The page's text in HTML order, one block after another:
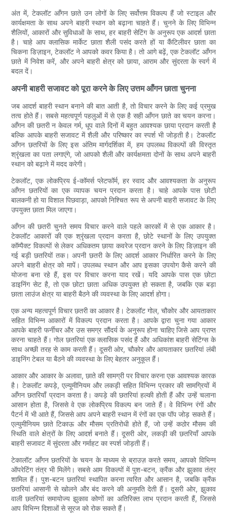
अंत में, टेकलॉट आँगन छाते उन लोगों के लिए सर्वोत्तम विकल्प हैं जो स्टाइल और
कार्यक्षमता के साथ अपने बाहरी स्थान को बढ़ाना चाहते हैं। चुनने के लिए विभिन्न
शैलियों, आकारों और सुविधाओं के साथ, हर बाहरी सेटिंग के अनुरूप एक आदर्श छाता
है। चाहे आप क्लासिक मार्केट छाता शैली पसंद करते हों या कैंटिलीवर छाता का
चिकना डिज़ाइन, टेकलॉट ने आपको कवर किया है। तो आगे बढ़ें, एक टेकलॉट आँगन
छाते में निवेश करें, और अपने बाहरी क्षेत्र को छाया, आराम और सुंदरता के स्वर्ग में
बदल दें।
अपनी बाहरी सजावट को पूरा करने के लिए उत्तम आँगन छाता चुनना
जब आदर्श बाहरी स्थान बनाने की बात आती है, तो विचार करने के लिए कई प्रमुख
तत्व होते हैं। सबसे महत्वपूर्ण पहलुओं में से एक है सही आँगन छाते का चयन करना।
आँगन की छतरी न केवल गर्म, धूप वाले दिनों में बहुत आवश्यक छाया प्रदान करती है
बल्कि आपके बाहरी सजावट में शैली और परिष्कार का स्पर्श भी जोड़ती है। टेकलॉट
आँगन छतरियों के लिए इस अंतिम मार्गदर्शिका में, हम उपलब्ध विकल्पों की विस्तृत
श्रृंखला का पता लगाएंगे, जो आपको शैली और कार्यक्षमता दोनों के साथ अपने बाहरी
स्थान को बढ़ाने में मदद करेगी।
टेकलॉट, एक लोकप्रिय ई-कॉमर्स प्लेटफॉर्म, हर स्वाद और आवश्यकता के अनुरूप
आँगन छतरियों का एक व्यापक चयन प्रदान करता है। चाहे आपके पास छोटी
बालकनी हो या विशाल पिछवाड़ा, आपको निश्चित रूप से अपनी बाहरी सजावट के लिए
उपयुक्त छाता मिल जाएगा।
आँगन की छतरी चुनते समय विचार करने वाले पहले कारकों में से एक आकार है।
टेकलॉट आकारों की एक श्रृंखला प्रदान करता है, छोटे स्थानों के लिए उपयुक्त
कॉम्पैक्ट विकल्पों से लेकर अधिकतम छाया कवरेज प्रदान करने के लिए डिज़ाइन की
गई बड़ी छतरियों तक। अपनी छतरी के लिए आदर्श आकार निर्धारित करने के लिए
अपने बाहरी क्षेत्र को मापें। उपलब्ध स्थान और आप इसका उपयोग कैसे करने की
योजना बना रहे हैं, इस पर विचार करना याद रखें। यदि आपके पास एक छोटा
डाइनिंग सेट है, तो एक छोटा छाता अधिक उपयुक्त हो सकता है, जबकि एक बड़ा
छाता लाउंज क्षेत्र या बाहरी बैठने की व्यवस्था के लिए आदर्श होगा।
एक अन्य महत्वपूर्ण विचार छतरी का आकार है। टेकलॉट गोल, चौकोर और आयताकार
सहित विभिन्न आकारों में विकल्प प्रदान करता है। आपके द्वारा चुना गया आकार
आपके बाहरी फर्नीचर और उस समग्र सौंदर्य के अनुरूप होना चाहिए जिसे आप प्राप्त
करना चाहते हैं। गोल छतरियां एक क्लासिक पसंद हैं और अधिकांश बाहरी सेटिंग्स के
साथ अच्छी तरह से काम करती हैं। दूसरी ओर, चौकोर और आयताकार छतरियां लंबी
डाइनिंग टेबल या बैठने की व्यवस्था के लिए बेहतर अनुकूल हैं।
आकार और आकार के अलावा, छाते की सामग्री पर विचार करना एक आवश्यक कारक
है। टेकलॉट कपड़े, एल्यूमीनियम और लकड़ी सहित विभिन्न प्रकार की सामग्रियों में
आँगन छतरियाँ प्रदान करता है। कपड़े की छतरियां हल्की होती हैं और उन्हें चलाना
आसान होता है, जिससे वे एक लोकप्रिय विकल्प बन जाते हैं। वे विभिन्न रंगों और
पैटर्न में भी आते हैं, जिससे आप अपने बाहरी स्थान में रंगों का एक पॉप जोड़ सकते हैं।
एल्युमीनियम छाते टिकाऊ और मौसम प्रतिरोधी होते हैं, जो उन्हें कठोर मौसम की
स्थिति वाले क्षेत्रों के लिए आदर्श बनाते हैं। दूसरी ओर, लकड़ी की छतरियाँ आपके
बाहरी सजावट में सुंदरता और गर्माहट का स्पर्श जोड़ती हैं।
टेकालॉट आँगन छतरियों के चयन के माध्यम से ब्राउज़ करते समय, आपको विभिन्न
ऑपरेटिंग तंत्र भी मिलेंगे। सबसे आम विकल्पों में पुश-बटन, क्रैंक और झुकाव तंत्र
शामिल हैं। पुश-बटन छतरियां स्थापित करना त्वरित और आसान है, जबकि क्रैंक
छतरियां आसानी से खोलने और बंद करने की अनुमति देती हैं। दूसरी ओर, झुकाव
वाली छतरियां समायोज्य झुकाव कोणों का अतिरिक्त लाभ प्रदान करती हैं, जिससे
आप विभिन्न दिशाओं से सूरज को रोक सकते हैं।